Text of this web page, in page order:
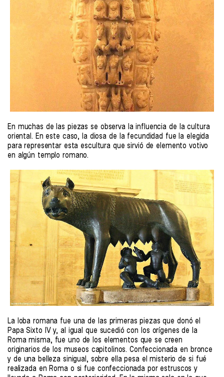
En muchas de las piezas se observa la influencia de la cultura
oriental. En este caso, la diosa de la fecundidad fue la elegida
para representar esta escultura que sirvió de elemento votivo
en algún templo romano.
La loba romana fue una de las primeras piezas que donó el
Papa Sixto IV y, al igual que sucedió con los orígenes de la
Roma misma, fue uno de los elementos que se creen
originarios de los museos capitolinos. Confeccionada en bronce
y de una belleza sinigual, sobre ella pesa el misterio de si fué
realizada en Roma o si fue confeccionada por estruscos y